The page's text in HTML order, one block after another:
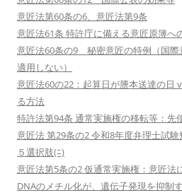
意匠法第60条の6、意匠法第9条
意匠法61条 特許庁に備える意匠原簿へ
意匠法60条の9 秘密意匠の特例（国際
適用しない）
意匠法60の22：起算日が謄本送達の日
る方法
特許法第94条 通常実施権の移転等：先
意匠法 第29条の2 令和8年度弁理士試験
５選択肢(ﾆ)
意匠法第5条の2 仮通常実施権：意匠法
DNAのメチル化が、遺伝子発現を抑制